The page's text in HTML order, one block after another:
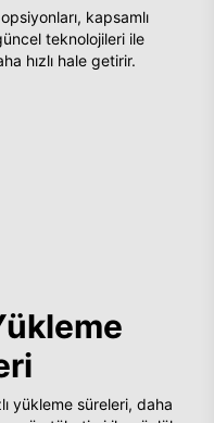
kapsamlı
teknolojileri ile
hızlı hale getirir.
yükleme süreleri, daha